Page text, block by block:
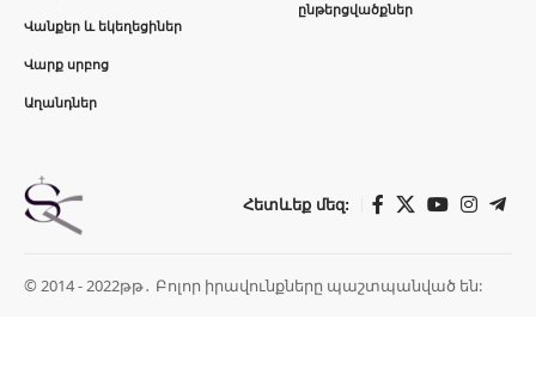
Վանքեր և եկեղեցիներ
Վարք սրբոց
Աղանդներ
ընթերցվածքներ
Հետևեք մեզ:
© 2014 - 2022թթ․ Բոլոր իրավունքները պաշտպանված են: